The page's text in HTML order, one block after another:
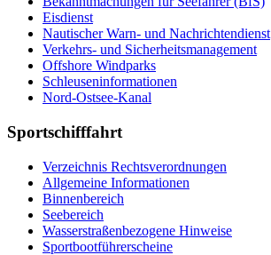
Eisdienst
Nautischer Warn- und Nachrichtendienst
Verkehrs- und Sicherheitsmanagement
Offshore Windparks
Schleuseninformationen
Nord-Ostsee-Kanal
Sportschifffahrt
Verzeichnis Rechtsverordnungen
Allgemeine Informationen
Binnenbereich
Seebereich
Wasserstraßenbezogene Hinweise
Sportbootführerscheine